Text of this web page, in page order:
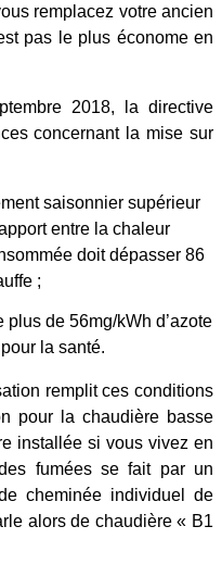
remplacez votre ancien
pas le plus économe en
2018, la directive
concernant la mise sur
saisonnier supérieur
entre la chaleur
doit dépasser 86
;
de 56mg/kWh d’azote
la santé.
remplit ces conditions
pour la chaudière basse
installée si vous vivez en
fumées se fait par un
cheminée individuel de
alors de chaudière « B1